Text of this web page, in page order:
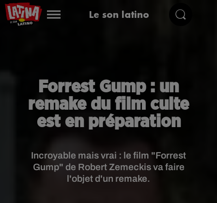
Le son latino
Forrest Gump : un
remake du film culte
est en préparation
Incroyable mais vrai : le film "Forrest
Gump" de Robert Zemeckis va faire
l'objet d'un remake.